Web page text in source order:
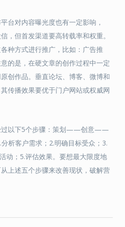
台对内容曝光度也有一定影响，
，但首发渠道要高转载率和权重。
种方式进行推广，比如：广告推
的是，在硬文章的创作过程中一定
创作品。垂直论坛、博客、微博和
传播效果要优于门户网站或权威网
过以下5个步骤：策划——创意——
客户需求；2.明确目标受众；3.
动；5.评估效果。要想最大限度地
上述五个步骤来改善现状，破解营